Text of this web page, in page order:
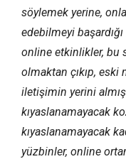
söylemek yerine,
edebilmeyi
online etkinlikler, bu
olmaktan çıkıp,
iletişimin yerini
kıyaslanamayacak
kıyaslanamayacak
yüzbinler, online